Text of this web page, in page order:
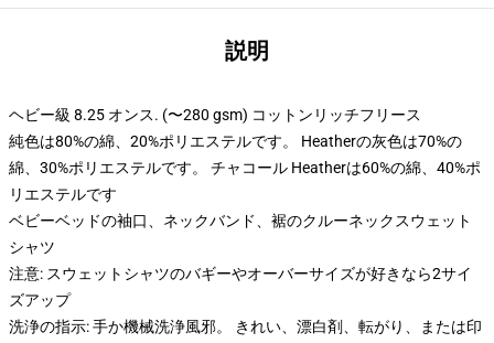
説明
ヘビー級 8.25 オンス. (〜280 gsm) コットンリッチフリース
純色は80%の綿、20%ポリエステルです。 Heatherの灰色は70%の
綿、30%ポリエステルです。 チャコール Heatherは60%の綿、40%ポ
リエステルです
ベビーベッドの袖口、ネックバンド、裾のクルーネックスウェット
シャツ
注意: スウェットシャツのバギーやオーバーサイズが好きなら2サイ
ズアップ
洗浄の指示: 手か機械洗浄風邪。 きれい、漂白剤、転がり、または印